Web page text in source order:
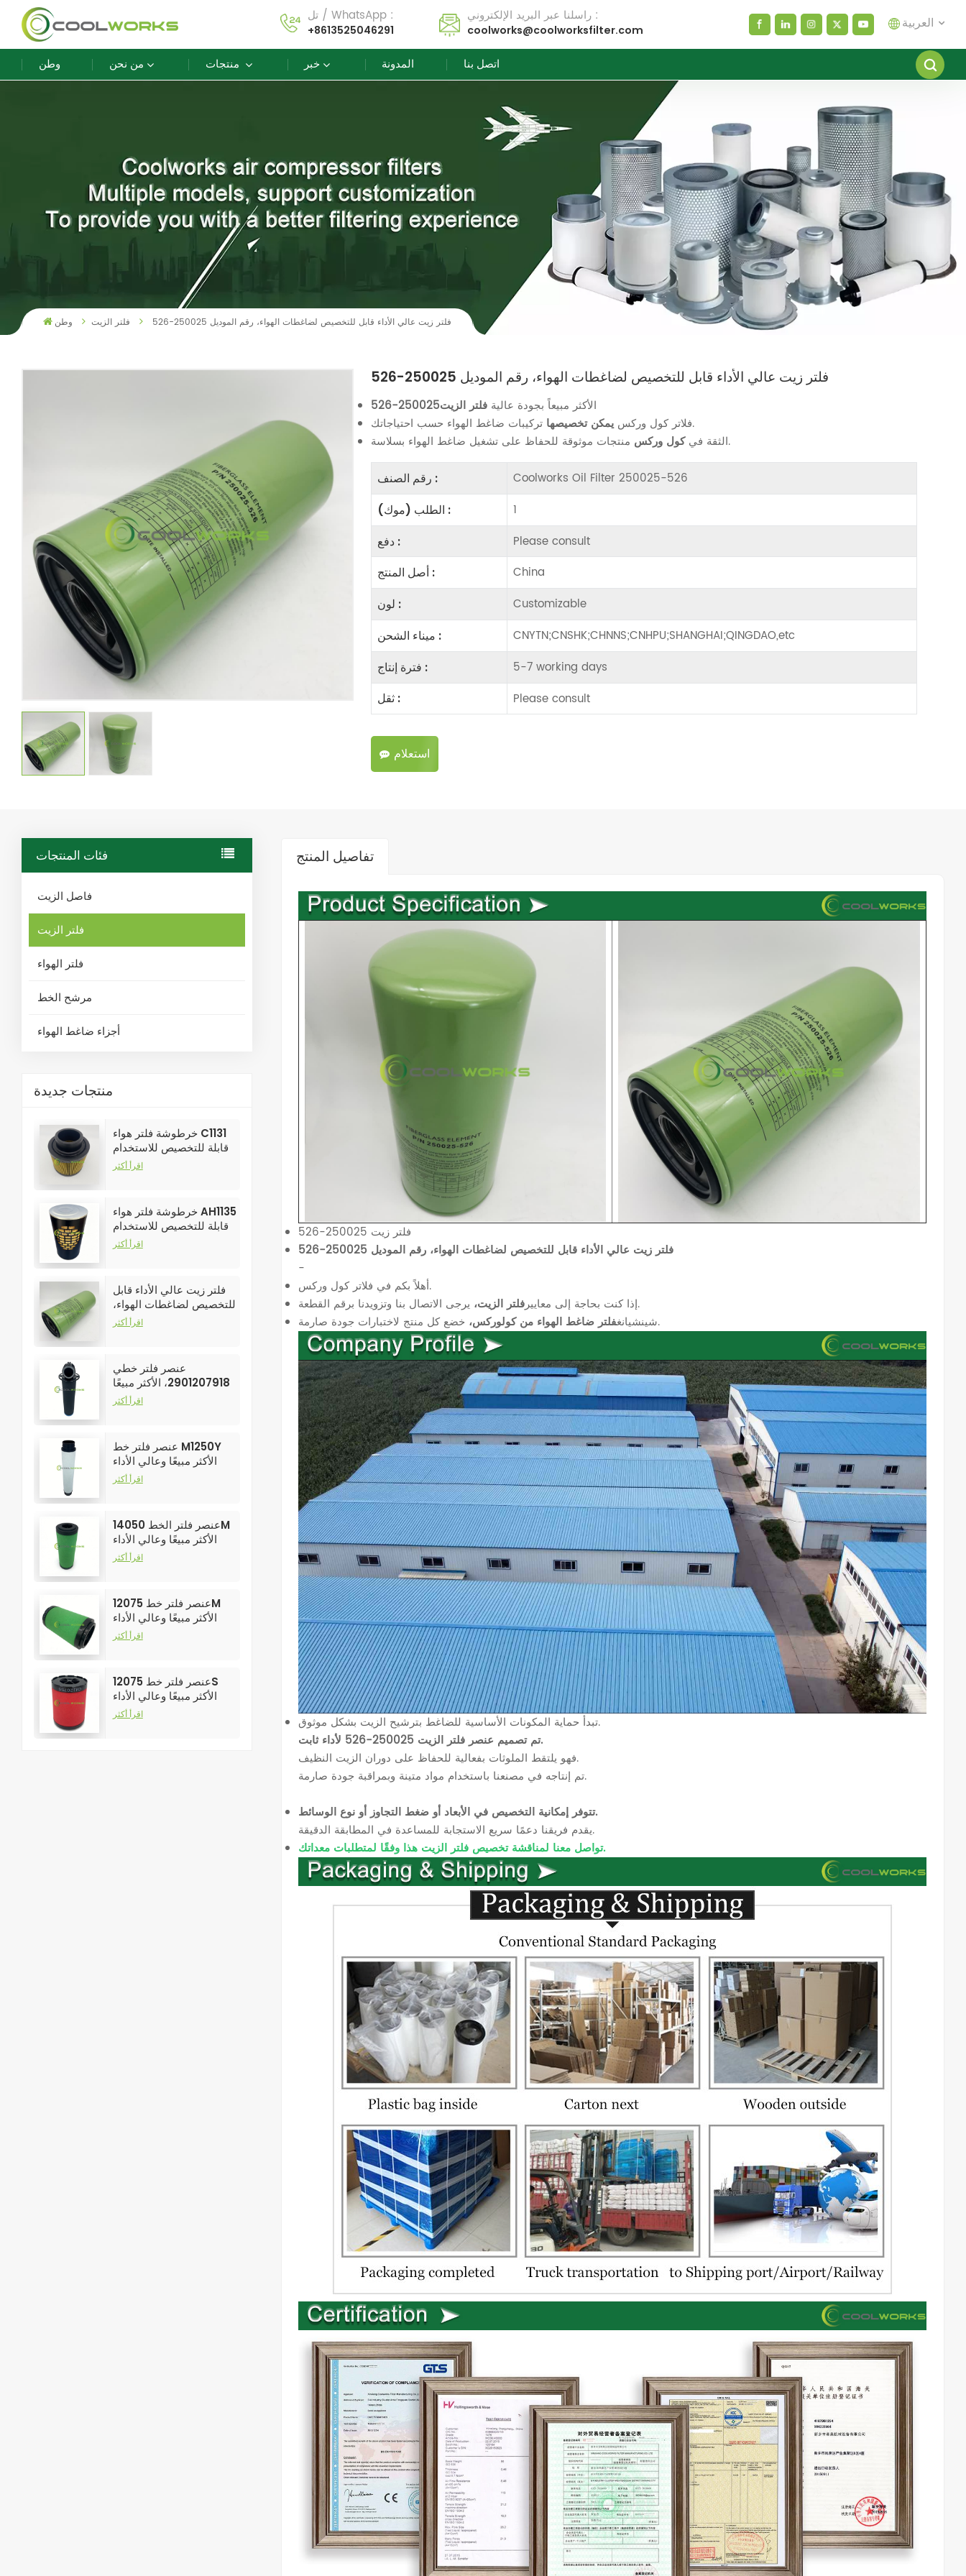
تل / WhatsApp :
+8613525046291
راسلنا عبر البريد الإلكتروني :
coolworks@coolworksfilter.com العربية
español
العربية
русский
Melayu
وطن من نحن خبر المدونة اتصل بنا
وطن فلتر الزيت فلتر زيت عالي الأداء قابل للتخصيص لضاغطات الهواء، رقم الموديل 250025-526
فلتر زيت عالي الأداء قابل للتخصيص لضاغطات الهواء، رقم الموديل 250025-526
الأكثر مبيعاً بجودة عاليةفلتر الزيت250025-526
فلاتر كول وركسيمكن تخصيصها
تركيبات ضاغط الهواء حسب احتياجاتك.
الثقة فيكول وركس منتجات موثوقة للحفاظ على تشغيل ضاغط الهواء بسلاسة.
رقم الصنف : Coolworks Oil Filter 250025-526
الطلب (موك) : 1
دفع : Please consult
أصل المنتج : China
لون : Customizable
ميناء الشحن : CNYTN;CNSHK;CHNNS;CNHPU;SHANGHAI;QINGDAO,etc
فترة إنتاج : 5-7 working days
ثقل : Please consult
استعلام
فئات المنتجات
فاصل الزيت
فلتر الزيت
فلتر الهواء
مرشح الخط
أجزاء ضاغط الهواء
منتجات جديدة
خرطوشة فلتر هواء C1131
قابلة للتخصيص للاستخدام
الصناعي في فلاتر ضواغط
اقرأ أكثر
خرطوشة فلتر هواء AH1135
قابلة للتخصيص للاستخدام
الصناعي في فلاتر ضواغط
اقرأ أكثر
فلتر زيت عالي الأداء قابل
للتخصيص لضاغطات الهواء،
اقرأ أكثر
عنصر فلتر خطي
2901207918، الأكثر مبيعًا
وعالي الأداء لفلاتر ضواغط
اقرأ أكثر
عنصر فلتر خط M1250Y
الأكثر مبيعًا وعالي الأداء
لفلاتر ضواغط الهواء
اقرأ أكثر
عنصر فلتر الخط 14050M
الأكثر مبيعًا وعالي الأداء
لفلاتر ضواغط الهواء
اقرأ أكثر
عنصر فلتر خط 12075M
الأكثر مبيعًا وعالي الأداء
لفلاتر ضواغط الهواء
اقرأ أكثر
عنصر فلتر خط 12075S
الأكثر مبيعًا وعالي الأداء
لفلاتر ضواغط الهواء
اقرأ أكثر
تفاصيل المنتج
فلتر زيت 250025-526
فلتر زيت عالي الأداء قابل للتخصيص لضاغطات الهواء، رقم الموديل 250025-526
-
أهلاً بكم في فلاتر كول وركس.
إذا كنت بحاجة إلى معاييرفلتر الزيت،
يرجى الاتصال بنا وتزويدنا برقم القطعة.
شينشيانغفلتر ضاغط الهواء من كولوركس، خضع كل منتج لاختبارات جودة صارمة.
تبدأ حماية المكونات الأساسية للضاغط بترشيح الزيت بشكل موثوق.
تم تصميم عنصر فلتر الزيت 250025-526 لأداء ثابت.
فهو يلتقط الملوثات بفعالية للحفاظ على دوران الزيت النظيف.
تم إنتاجه في مصنعنا باستخدام مواد متينة وبمراقبة جودة صارمة.
تتوفر إمكانية التخصيص في الأبعاد أو ضغط التجاوز أو نوع الوسائط.
يقدم فريقنا دعمًا سريع الاستجابة للمساعدة في المطابقة الدقيقة.
تواصل معنا لمناقشة تخصيص فلتر الزيت هذا وفقًا لمتطلبات معداتك.